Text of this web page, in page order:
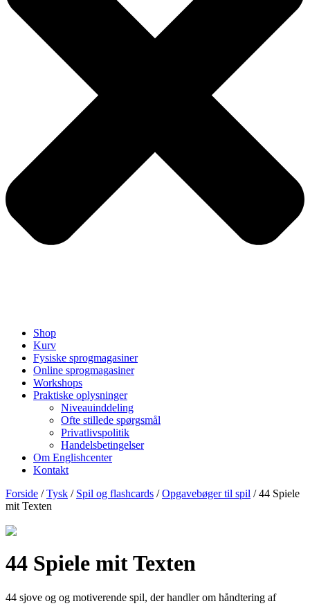
Shop
Kurv
Fysiske sprogmagasiner
Online sprogmagasiner
Workshops
Praktiske oplysninger
Niveauinddeling
Ofte stillede spørgsmål
Privatlivspolitik
Handelsbetingelser
Om Englishcenter
Kontakt
Forside /Tysk / Spil og flashcards /Opgavebøger til spil / 44 Spiele
mit Texten
44 Spiele mit Texten
44 sjove og og motiverende spil, der handler om håndtering af